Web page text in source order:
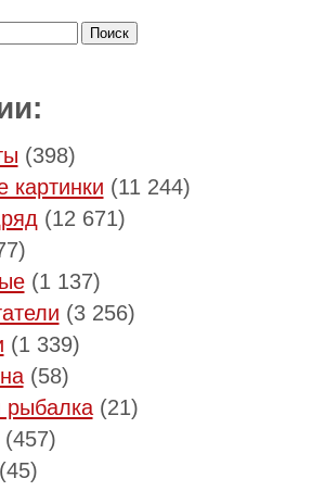
(398)
картинки (11 244)
(12 671)
(1 137)
(3 256)
(1 339)
(58)
рыбалка(21)
(457)
(45)